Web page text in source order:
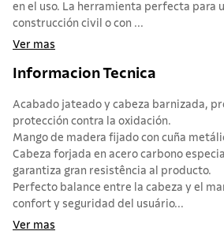
en el uso. La herramienta perfecta para
construcción civil o con ...
Ver mas
Informacion Tecnica
Acabado jateado y cabeza barnizada,
protección contra la oxidación.
Mango de madera fijado con cuña
Cabeza forjada en acero carbono
garantiza gran resistência al producto.
Perfecto balance entre la cabeza y el
confort y seguridad del usuário...
Ver mas